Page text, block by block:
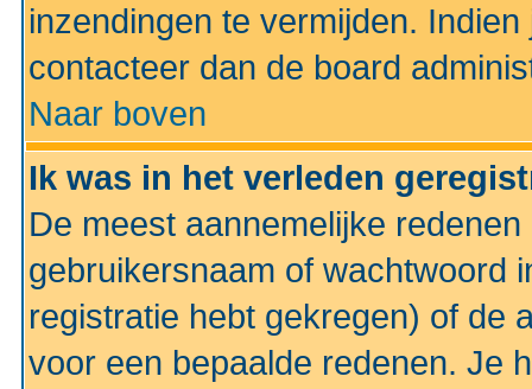
inzendingen te vermijden.
contacteer dan de board
Naar boven
Ik was in het verleden
De meest aannemelijke
gebruikersnaam of wachtwoord
registratie hebt gekregen) of de
voor een bepaalde redenen. Je